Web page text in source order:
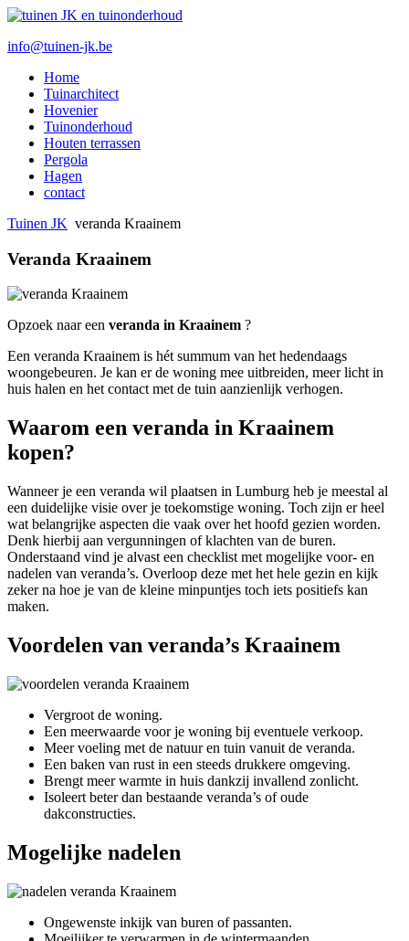
info@tuinen-jk.be
Home
Tuinarchitect
Hovenier
Tuinonderhoud
Houten terrassen
Pergola
Hagen
contact
Tuinen JK veranda Kraainem
Veranda Kraainem
Opzoek naar een veranda in Kraainem ?
Een veranda Kraainem is hét summum van het hedendaags
woongebeuren. Je kan er de woning mee uitbreiden, meer licht in
huis halen en het contact met de tuin aanzienlijk verhogen.
Waarom een veranda in Kraainem
kopen?
Wanneer je een veranda wil plaatsen in Lumburg heb je meestal al
een duidelijke visie over je toekomstige woning. Toch zijn er heel
wat belangrijke aspecten die vaak over het hoofd gezien worden.
Denk hierbij aan vergunningen of klachten van de buren.
Onderstaand vind je alvast een checklist met mogelijke voor- en
nadelen van veranda’s. Overloop deze met het hele gezin en kijk
zeker na hoe je van de kleine minpuntjes toch iets positiefs kan
maken.
Voordelen van veranda’s Kraainem
Vergroot de woning.
Een meerwaarde voor je woning bij eventuele verkoop.
Meer voeling met de natuur en tuin vanuit de veranda.
Een baken van rust in een steeds drukkere omgeving.
Brengt meer warmte in huis dankzij invallend zonlicht.
Isoleert beter dan bestaande veranda’s of oude
dakconstructies.
Mogelijke nadelen
Ongewenste inkijk van buren of passanten.